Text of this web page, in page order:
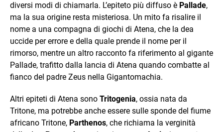
diversi modi di chiamarla. L’epiteto più diffuso è Pallade,
ma la sua origine resta misteriosa. Un mito fa risalire il
nome a una compagna di giochi di Atena, che la dea
uccide per errore e della quale prende il nome per il
rimorso, mentre un altro racconto fa riferimento al gigante
Pallade, trafitto dalla lancia di Atena quando combatte al
fianco del padre Zeus nella Gigantomachia.
Altri epiteti di Atena sono Tritogenia, ossia nata da
Tritone, ma potrebbe anche essere sulle sponde del fiume
africano Tritone, Parthenos, che richiama la verginità